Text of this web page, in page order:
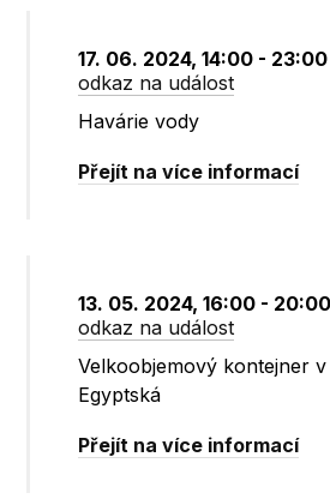
17. 06. 2024, 14:00 - 23:00
odkaz na událost
Havárie vody
Přejít na více informací
13. 05. 2024, 16:00 - 20:00
odkaz na událost
Velkoobjemový kontejner
Egyptská
Přejít na více informací